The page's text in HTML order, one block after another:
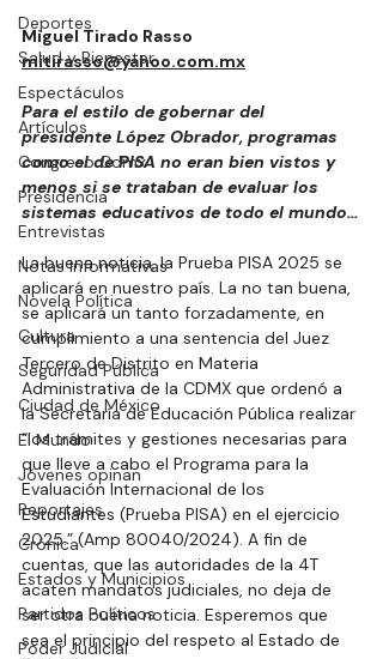
Deportes
Salud y Bienestar
Espectáculos
Artículos
Congreso Cdmx
Presidencia
Entrevistas
Notas Informativas
Novela Política
Cultura
Seguridad Pública
Ciudad de México
El Mundo
Jóvenes opinan
Reportajes
Crónica
Estados y Municipios
Partidos Políticos
Poder Judicial
Miguel Tirado Rasso
mitirasso@yahoo.com.mx
Para el estilo de gobernar del
presidente López Obrador, programas
como el de PISA no eran bien vistos y
menos si se trataban de evaluar los
sistemas educativos de todo el mundo…
La buena noticia, la Prueba PISA 2025 se
aplicará en nuestro país. La no tan buena,
se aplicará un tanto forzadamente, en
cumplimiento a una sentencia del Juez
Tercero de Distrito en Materia
Administrativa de la CDMX que ordenó a
la Secretaría de Educación Pública realizar
“los trámites y gestiones necesarias para
que lleve a cabo el Programa para la
Evaluación Internacional de los
Estudiantes (Prueba PISA) en el ejercicio
2025.” (Amp 80040/2024). A fin de
cuentas, que las autoridades de la 4T
acaten mandatos judiciales, no deja de
ser otra buena noticia. Esperemos que
sea el principio del respeto al Estado de